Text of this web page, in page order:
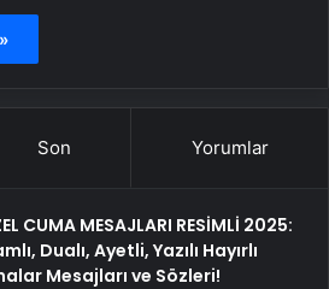
Son Yorumlar
CUMA MESAJLARI RESİMLİ 2025:
Dualı, Ayetli, Yazılı Hayırlı
Mesajları ve Sözleri!